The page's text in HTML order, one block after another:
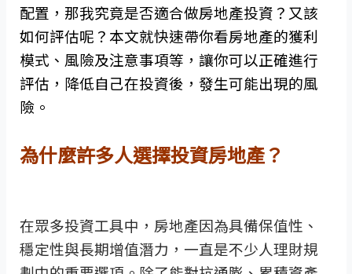
配置，那我究竟是否適合做房地產投資？又該
如何評估呢？本文就快速帶你看房地產的獲利
模式、風險及注意事項等，讓你可以正確進行
評估，降低自己在投資後，發生可能出現的風
險。
為什麼許多人選擇投資房地產？
在眾多投資工具中，房地產因為具備保值性、
穩定性與長期增值潛力，一直是不少人理財規